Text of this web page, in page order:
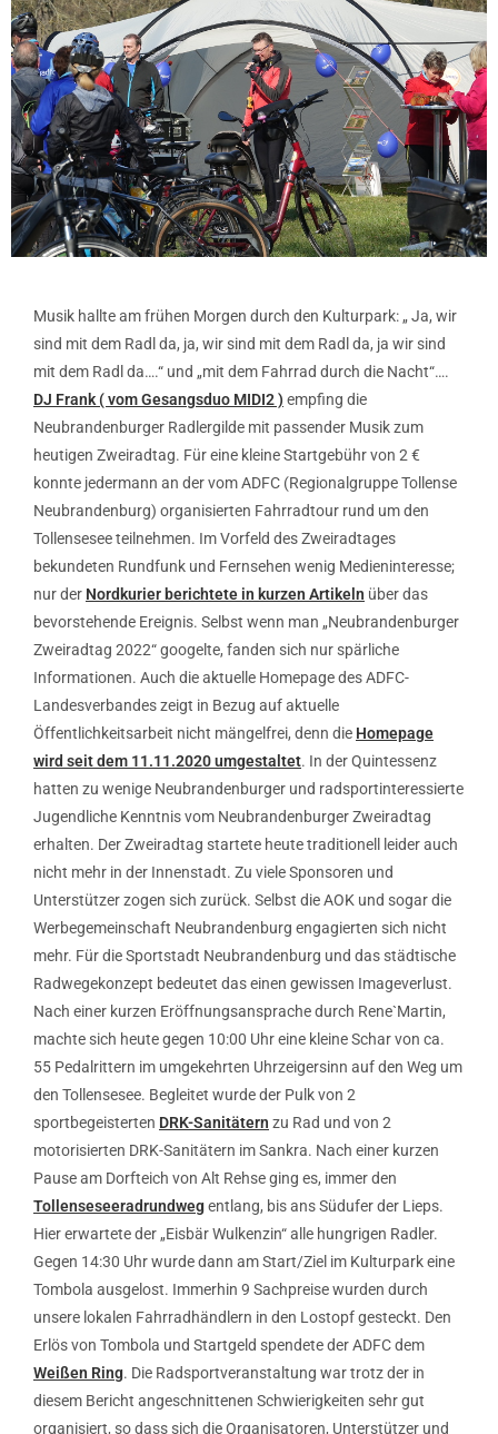
Musik hallte am frühen Morgen durch den Kulturpark: „ Ja, wir
sind mit dem Radl da, ja, wir sind mit dem Radl da, ja wir sind
mit dem Radl da….“ und „mit dem Fahrrad durch die Nacht“….
DJ Frank ( vom Gesangsduo MIDI2 ) empfing die
Neubrandenburger Radlergilde mit passender Musik zum
heutigen Zweiradtag. Für eine kleine Startgebühr von 2 €
konnte jedermann an der vom ADFC (Regionalgruppe Tollense
Neubrandenburg) organisierten Fahrradtour rund um den
Tollensesee teilnehmen. Im Vorfeld des Zweiradtages
bekundeten Rundfunk und Fernsehen wenig Medieninteresse;
nur der Nordkurier berichtete in kurzen Artikeln über das
bevorstehende Ereignis. Selbst wenn man „Neubrandenburger
Zweiradtag 2022“ googelte, fanden sich nur spärliche
Informationen. Auch die aktuelle Homepage des ADFC-
Landesverbandes zeigt in Bezug auf aktuelle
Öffentlichkeitsarbeit nicht mängelfrei, denn die Homepage
wird seit dem 11.11.2020 umgestaltet. In der Quintessenz
hatten zu wenige Neubrandenburger und radsportinteressierte
Jugendliche Kenntnis vom Neubrandenburger Zweiradtag
erhalten. Der Zweiradtag startete heute traditionell leider auch
nicht mehr in der Innenstadt. Zu viele Sponsoren und
Unterstützer zogen sich zurück. Selbst die AOK und sogar die
Werbegemeinschaft Neubrandenburg engagierten sich nicht
mehr. Für die Sportstadt Neubrandenburg und das städtische
Radwegekonzept bedeutet das einen gewissen Imageverlust.
Nach einer kurzen Eröffnungsansprache durch Rene`Martin,
machte sich heute gegen 10:00 Uhr eine kleine Schar von ca.
55 Pedalrittern im umgekehrten Uhrzeigersinn auf den Weg um
den Tollensesee. Begleitet wurde der Pulk von 2
sportbegeisterten DRK-Sanitätern zu Rad und von 2
motorisierten DRK-Sanitätern im Sankra. Nach einer kurzen
Pause am Dorfteich von Alt Rehse ging es, immer den
Tollenseseeradrundwegentlang, bis ans Südufer der Lieps.
Hier erwartete der „Eisbär Wulkenzin“ alle hungrigen Radler.
Gegen 14:30 Uhr wurde dann am Start/Ziel im Kulturpark eine
Tombola ausgelost. Immerhin 9 Sachpreise wurden durch
unsere lokalen Fahrradhändlern in den Lostopf gesteckt. Den
Erlös von Tombola und Startgeld spendete der ADFC dem
Weißen Ring. Die Radsportveranstaltung war trotz der in
diesem Bericht angeschnittenen Schwierigkeiten sehr gut
organisiert, so dass sich die Organisatoren, Unterstützer und